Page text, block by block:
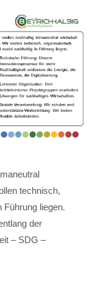
technisch,
Führung liegen.
der
– SDG –